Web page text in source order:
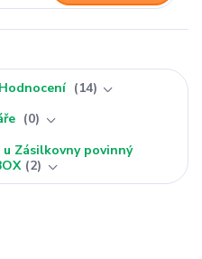
Hodnocení
14
0
u Zásilkovny povinný
2